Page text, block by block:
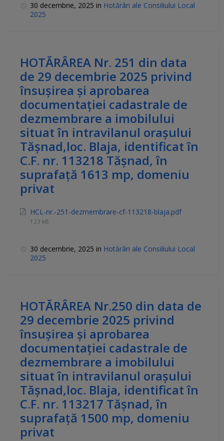
30 decembrie, 2025 in Hotărâri ale Consiliului Local
2025
HOTĂRÂREA Nr. 251 din data
de 29 decembrie 2025 privind
însuşirea și aprobarea
documentaţiei cadastrale de
dezmembrare a imobilului
situat în intravilanul orașului
Tășnad,loc. Blaja, identificat în
C.F. nr. 113218 Tășnad, în
suprafață 1613 mp, domeniu
privat
HCL-nr.-251-dezmembrare-cf-113218-blaja.pdf
123 kB
30 decembrie, 2025 in Hotărâri ale Consiliului Local
2025
HOTĂRÂREA Nr.250 din data de
29 decembrie 2025 privind
însuşirea și aprobarea
documentaţiei cadastrale de
dezmembrare a imobilului
situat în intravilanul orașului
Tășnad,loc. Blaja, identificat în
C.F. nr. 113217 Tășnad, în
suprafață 1500 mp, domeniu
privat